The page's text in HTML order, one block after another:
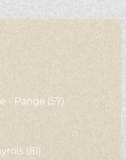
- Pange (57)
(81)